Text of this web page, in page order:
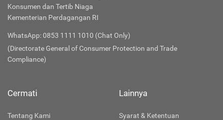
Konsumen dan Tertib Niaga
Kementerian Perdagangan RI
WhatsApp: 0853 1111 1010 (Chat Only)
(Directorate General of Consumer Protection and Trade
Compliance)
Cermati
Tentang Kami
Lainnya
Syarat & Ketentuan